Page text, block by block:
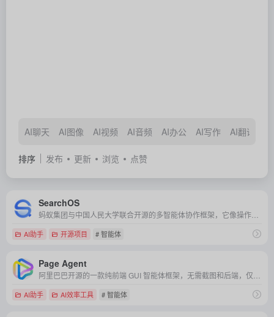
AI聊天 AI图像 AI视频 AI音频 AI办公 AI写作 AI翻译
排序 发布 更新 浏览 点赞
SearchOS
AI助手 开源项目 # 智能体
Page Agent
AI助手 AI效率工具 # 智能体